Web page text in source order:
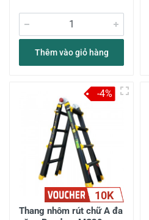
Thêm vào giỏ hàng
10K
Thang nhôm rút chữ A đa
-4%